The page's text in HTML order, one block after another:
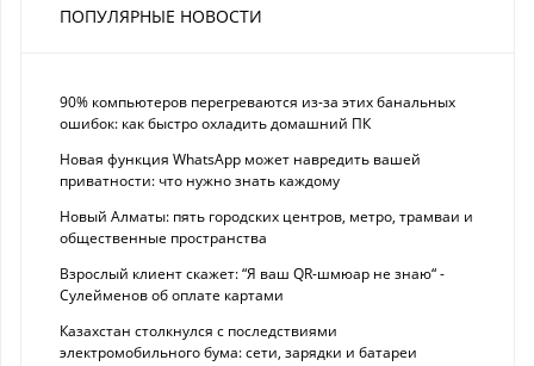
ПОПУЛЯРНЫЕ НОВОСТИ
90% компьютеров перегреваются из-за этих банальных
ошибок: как быстро охладить домашний ПК
Новая функция WhatsApp может навредить вашей
приватности: что нужно знать каждому
Новый Алматы: пять городских центров, метро, трамваи и
общественные пространства
Взрослый клиент скажет: “Я ваш QR-шмюар не знаю“ -
Сулейменов об оплате картами
Казахстан столкнулся с последствиями
электромобильного бума: сети, зарядки и батареи